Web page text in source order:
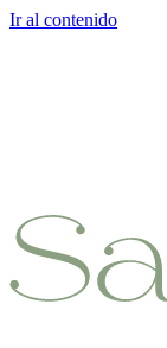
Ir al contenido